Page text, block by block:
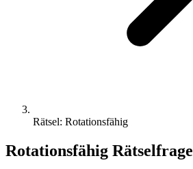
Rätsel: Rotationsfähig
Rotationsfähig Rätselfrage